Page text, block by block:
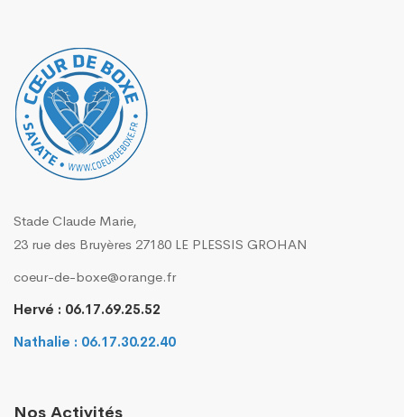
Stade Claude Marie,
23 rue des Bruyères 27180 LE PLESSIS GROHAN
coeur-de-boxe@orange.fr
Hervé : 06.17.69.25.52
Nathalie : 06.17.30.22.40
Nos Activités